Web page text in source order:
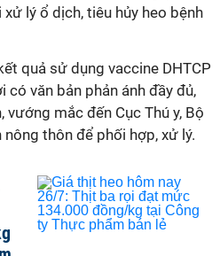
lý ổ dịch, tiêu hủy heo bệnh
quả sử dụng vaccine DHTCP
có văn bản phản ánh đầy đủ,
vướng mắc đến Cục Thú y, Bộ
thôn để phối hợp, xử lý.